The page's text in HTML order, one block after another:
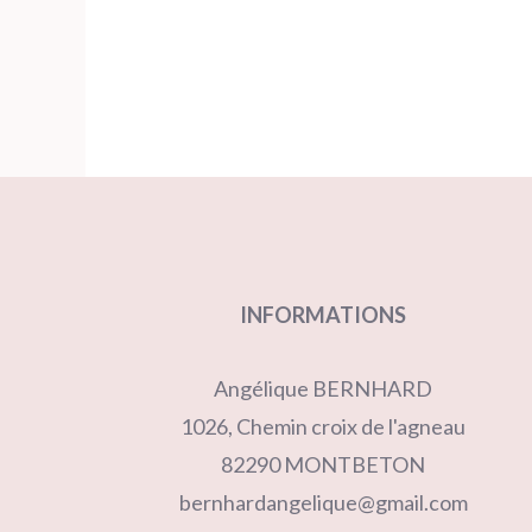
INFORMATIONS
Angélique BERNHARD
1026, Chemin croix de l'agneau
82290 MONTBETON
bernhardangelique@gmail.com